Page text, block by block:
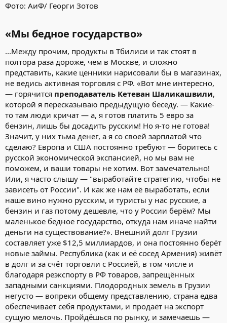
Фото: АиФ/ Георги Зотов
«Мы бедное государство»
...Между прочим, продукты в Тбилиси и так стоят в
полтора раза дороже, чем в Москве, и сложно
представить, какие ценники нарисовали бы в магазинах,
не ведись активная торговля с РФ. «Вот мне интересно,
— горячится преподаватель Кетеван Шаликашвили,
которой я пересказываю предыдущую беседу. — Какие-
то там люди кричат — а, я готов платить 5 евро за
бензин, лишь бы досадить русским! Но я-то не готова!
Значит, у них тьма денег, а я со своей зарплатой что
сделаю? Европа и США постоянно требуют — боритесь с
русской экономической экспансией, но мы вам не
поможем, и ваши товары не хотим. Вот замечательно!
Или, я часто слышу — "выработайте стратегию, чтобы не
зависеть от России". И как же нам её выработать, если
наше вино нужно русским, и туристы у нас русские, а
бензин и газ потому дешевле, что у России берём? Мы
маленькое бедное государство, откуда нам иначе найти
деньги на существование?». Внешний долг Грузии
составляет уже $12,5 миллиардов, и она постоянно берёт
новые займы. Республика (как и её сосед Армения) живёт
в долг и за счёт торговли с Россией, в том числе и
благодаря реэкспорту в РФ товаров, запрещённых
западными санкциями. Плодородных земель в Грузии
негусто — вопреки общему представлению, страна едва
обеспечивает себя продуктами, и продаёт на экспорт
сущую мелочь. Пройдёшься по рынку, и замечаешь —